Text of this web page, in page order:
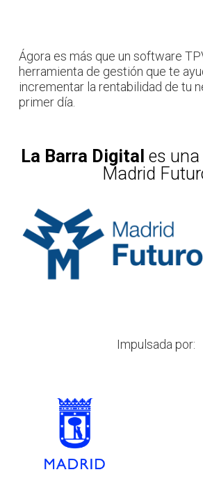
Ágora es más que un software
herramienta de gestión que te
incrementar la rentabilidad de tu
primer día.
La Barra Digital es
Madrid
Impulsada por: